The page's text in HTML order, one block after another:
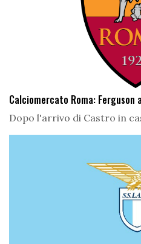
Calciomercato Roma:
Dopo l'arrivo di Castro in